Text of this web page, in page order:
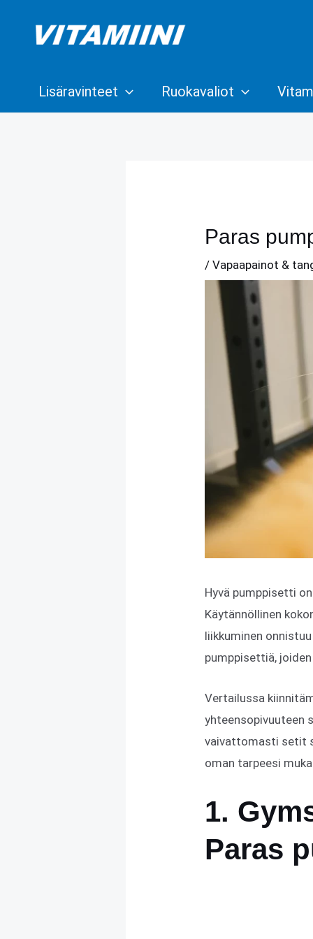
sisältöön
Lisäravinteet Ruokavaliot
Paras
/Vapaapainot &
Hyvä pumppisetti
Käytännöllinen
liikkuminen
pumppisettiä,
Vertailussa
yhteensopivuuteen
vaivattomasti setit
oman tarpeesi
1.
Paras